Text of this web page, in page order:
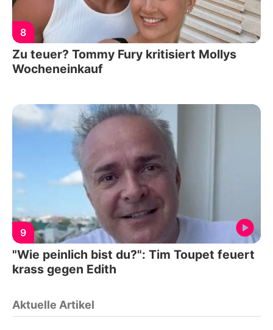
8
Zu teuer? Tommy Fury kritisiert Mollys
Wocheneinkauf
9
"Wie peinlich bist du?": Tim Toupet feuert
krass gegen Edith
Aktuelle Artikel